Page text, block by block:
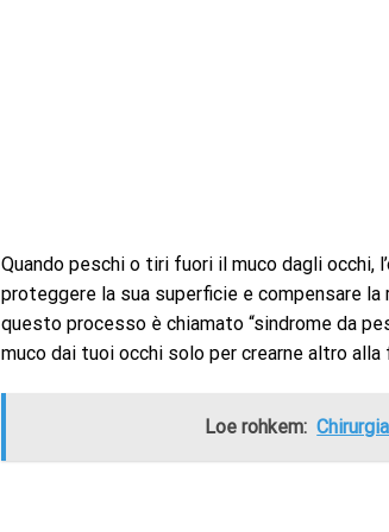
Quando peschi o tiri fuori il muco dagli occhi,
proteggere la sua superficie e compensare
questo processo è chiamato “sindrome da
muco dai tuoi occhi solo per crearne altro alla
Loe rohkem: